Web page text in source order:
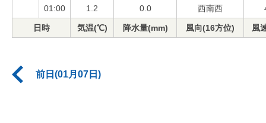
01:00 1.2 0.0 西南西
日時 気温(℃) 降水量(mm) 風向(16方位) 風
前日(01月07日)